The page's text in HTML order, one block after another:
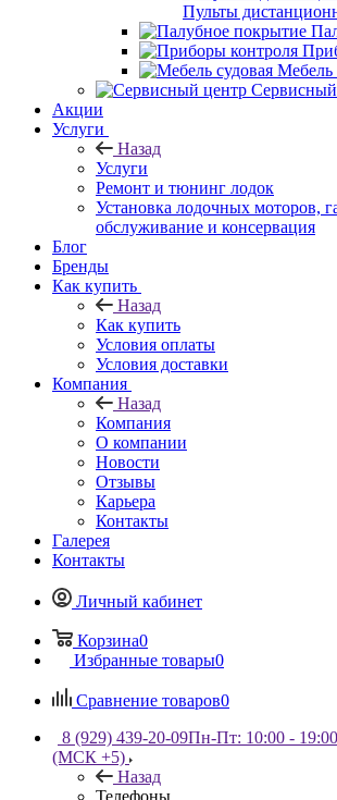
Пульты
Мебель
Акции
Услуги
Назад
Услуги
Ремонт и тюнинг лодок
Установка лодочных моторов,
обслуживание и консервация
Блог
Бренды
Как купить
Назад
Как купить
Условия оплаты
Условия доставки
Компания
Назад
Компания
О компании
Новости
Отзывы
Карьера
Контакты
Галерея
Контакты
Личный кабинет
Корзина0
Избранные товары0
Сравнение товаров0
8 (929) 439-20-09Пн-Пт: 10:00 -
(МСК +5)
Назад
Телефоны